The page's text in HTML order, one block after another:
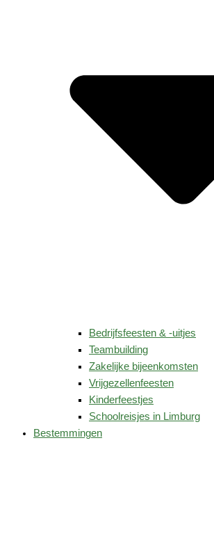
Bedrijfsfeesten & -uitjes
Teambuilding
Zakelijke bijeenkomsten
Vrijgezellenfeesten
Kinderfeestjes
Schoolreisjes in Limburg
Bestemmingen